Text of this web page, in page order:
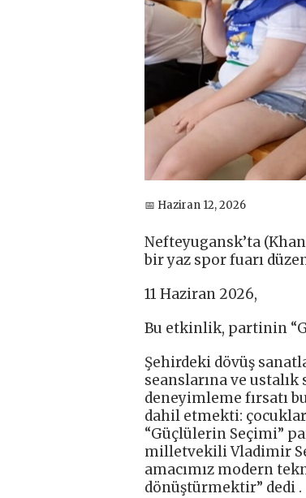
📅 Haziran 12, 2026
Nefteyugansk’ta
bir yaz spor fuarı
11 Haziran 2026,
Bu etkinlik, partinin
Şehirdeki dövüş
seanslarına ve
deneyimleme fırsatı
dahil etmekti:
“Güçlülerin Seçimi”
milletvekili Vladimir
amacımız modern
dönüştürmektir” dedi .